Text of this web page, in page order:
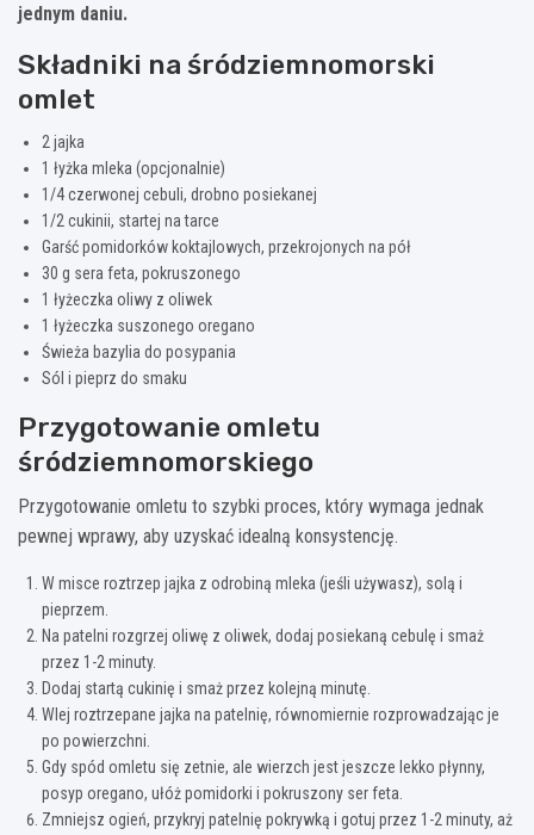
jednym daniu.
Składniki na śródziemnomorski
omlet
2 jajka
1 łyżka mleka (opcjonalnie)
1/4 czerwonej cebuli, drobno posiekanej
1/2 cukinii, startej na tarce
Garść pomidorków koktajlowych, przekrojonych na pół
30 g sera feta, pokruszonego
1 łyżeczka oliwy z oliwek
1 łyżeczka suszonego oregano
Świeża bazylia do posypania
Sól i pieprz do smaku
Przygotowanie omletu
śródziemnomorskiego
Przygotowanie omletu to szybki proces, który wymaga jednak
pewnej wprawy, aby uzyskać idealną konsystencję.
W misce roztrzep jajka z odrobiną mleka (jeśli używasz), solą i
pieprzem.
Na patelni rozgrzej oliwę z oliwek, dodaj posiekaną cebulę i smaż
przez 1-2 minuty.
Dodaj startą cukinię i smaż przez kolejną minutę.
Wlej roztrzepane jajka na patelnię, równomiernie rozprowadzając je
po powierzchni.
Gdy spód omletu się zetnie, ale wierzch jest jeszcze lekko płynny,
posyp oregano, ułóż pomidorki i pokruszony ser feta.
Zmniejsz ogień, przykryj patelnię pokrywką i gotuj przez 1-2 minuty, aż